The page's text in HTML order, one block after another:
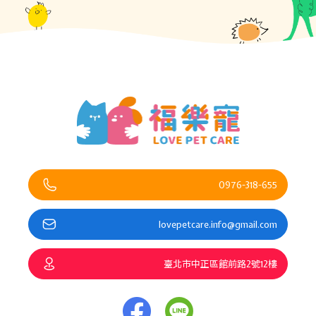
0976-318-655
lovepetcare.info@gmail.com
臺北市中正區館前路2號12樓